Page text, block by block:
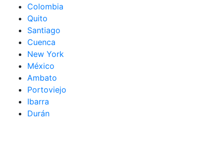
Colombia
Quito
Santiago
Cuenca
New York
México
Ambato
Portoviejo
Ibarra
Durán